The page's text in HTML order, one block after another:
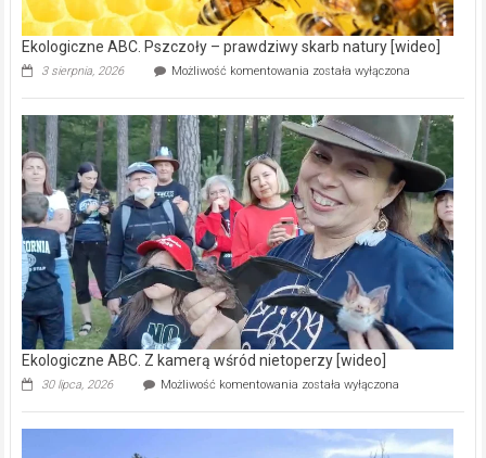
Ekologiczne ABC. Pszczoły – prawdziwy skarb natury [wideo]
3 sierpnia, 2026 Możliwość komentowania Ekologiczne
–
prawdziwy
skarb
natury
[wideo]
została wyłączona
Ekologiczne ABC. Z kamerą wśród nietoperzy [wideo]
30 lipca, 2026 Możliwość komentowania Ekologiczne
kamerą
wśród
została wyłączona